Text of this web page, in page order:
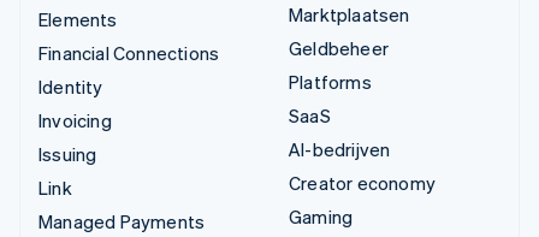
Elements
Financial Connections
Identity
Invoicing
Issuing
Link
Managed Payments
Marktplaatsen
Geldbeheer
Platforms
SaaS
AI-bedrijven
Creator economy
Gaming